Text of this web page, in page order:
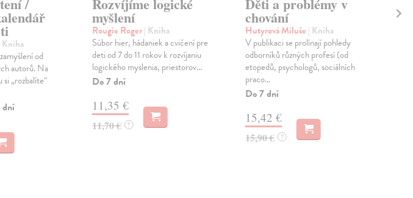
/
Kniha
od
autorů. Na
si „rozbalíte“
dní
Rozvíjíme logické
myšlení
Rougie Roger| Kniha
Súbor hier, hádaniek a cvičení pre
deti od 7 do 11 rokov k rozvíjaniu
logického myslenia, priestorov...
Do 7 dní
11,35 €
11,70 € ?
Děti a problémy v
chování
Hutyrová Miluše | Kniha
V publikaci se prolínají pohledy
odborníků různých profesí (od
etopedů, psychologů, sociálních
praco...
Do 7 dní
15,42 €
15,90 € ?